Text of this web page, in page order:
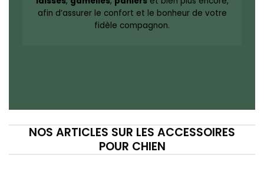
afin d’assurer le confort et le bonheur de votre
fidèle compagnon.
NOS ARTICLES SUR LES ACCESSOIRES
POUR CHIEN